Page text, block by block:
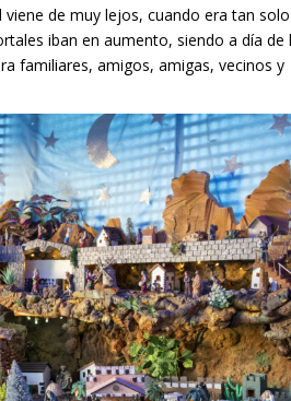
de muy lejos, cuando era tan
iban en aumento, siendo a día de
familiares, amigos, amigas, vecinos y